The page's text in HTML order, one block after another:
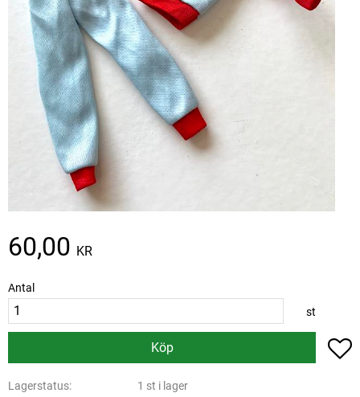
60,00 KR
Antal
st
Köp
Lagerstatus
1 st i lager